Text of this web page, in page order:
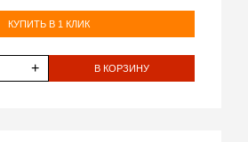
КУПИТЬ В 1 КЛИК
+ В КОРЗИНУ